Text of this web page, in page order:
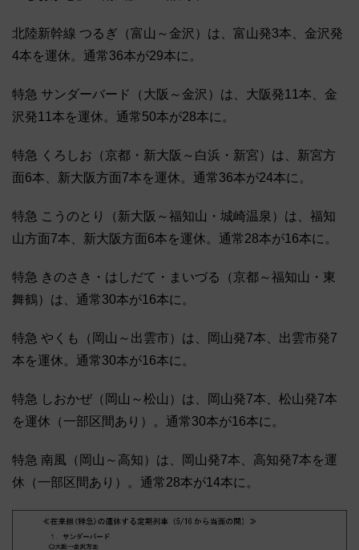
北陸新幹線 つるぎ（富山～金沢）は、富山発3本、金沢発
4本を運休。通常36本が29本に。
特急 サンダーバード（大阪～金沢）は、大阪発11本、金
沢発11本を運休。通常50本が28本に。
特急 くろしお（京都・新大阪～白浜・新宮）は、新宮方
面6本、新大阪方面7本を運休。通常36本が24本に。
特急 こうのとり（新大阪～福知山・城崎温泉）は、福知
山方面7本、新大阪方面6本を運休。通常28本が16本に。
特急 きのさき・はしだて・まいづる（京都～福知山・東
舞鶴）は、通常30本が16本に。
特急 やくも（岡山～出雲市）は、岡山発7本、出雲市発7
本を運休。通常30本が16本に。
特急 しおかぜ（岡山～松山）は、岡山発7本、松山発7本
を運休（一部区間あり）。通常30本が16本に。
特急 南風（岡山～高知）は、岡山発7本、高知発7本を運
休（一部区間あり）。通常28本が14本に。